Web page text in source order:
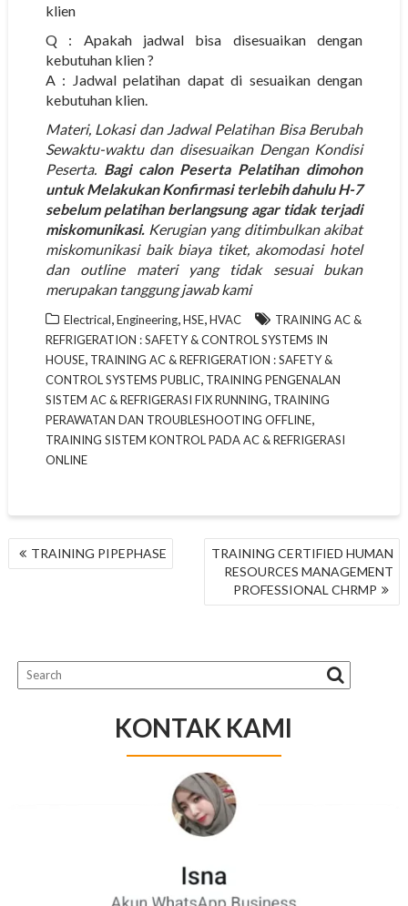
klien
Q : Apakah jadwal bisa disesuaikan dengan
kebutuhan klien ?
A : Jadwal pelatihan dapat di sesuaikan dengan
kebutuhan klien.
Materi, Lokasi dan Jadwal Pelatihan Bisa Berubah
Sewaktu-waktu dan disesuaikan Dengan Kondisi
Peserta.Bagi calon Peserta Pelatihan dimohon
untuk Melakukan Konfirmasi terlebih dahulu H-7
sebelum pelatihan berlangsung agar tidak terjadi
miskomunikasi.Kerugian yang ditimbulkan akibat
miskomunikasi baik biaya tiket, akomodasi hotel
dan outline materi yang tidak sesuai bukan
merupakan tanggung jawab kami
Electrical,Engineering,HSE,HVAC
TRAINING AC &
REFRIGERATION : SAFETY & CONTROL SYSTEMS IN
HOUSE, TRAINING AC & REFRIGERATION : SAFETY &
CONTROL SYSTEMS PUBLIC, TRAINING PENGENALAN
SISTEM AC & REFRIGERASI FIX RUNNING, TRAINING
PERAWATAN DAN TROUBLESHOOTING OFFLINE,
TRAINING SISTEM KONTROL PADA AC & REFRIGERASI
ONLINE
NAVIGASI
POS
TRAINING PIPEPHASE
TRAINING CERTIFIED HUMAN
RESOURCES MANAGEMENT
PROFESSIONAL CHRMP
KONTAK KAMI